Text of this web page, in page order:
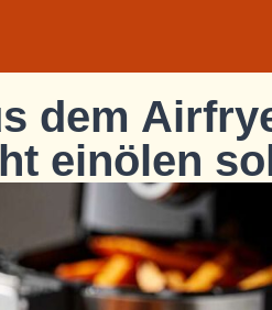
dem
einölen